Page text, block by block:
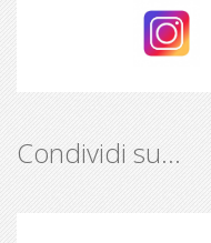
Condividi su…